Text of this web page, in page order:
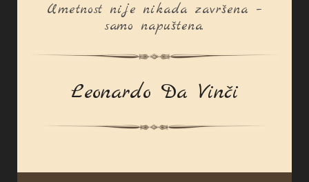
Umetnost nije nikada završena –
samo napuštena.
Leonardo Da Vinči